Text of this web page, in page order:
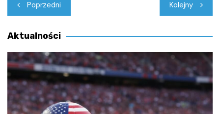
wpisu
Poprzedni Kolejny
Aktualności